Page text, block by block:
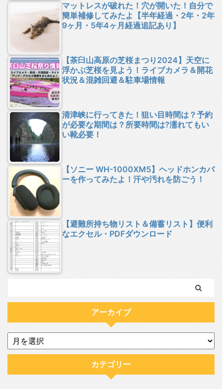
マットレスが破れた！穴が開いた！自分で
簡単補修してみたよ【半年経過・2年・2年
9ヶ月・5年4ヶ月経過追記あり】
【茶臼山高原の芝桜まつり2024】天空に
浮かぶ芝桜を見よう！ライブカメラ＆開花
状況＆混雑回避＆駐車場情報
清津峡に行ってきた！狙い目時間は？予約
が必要な期間は？所要時間は?濡れてもい
い靴必要！
【ソニー WH-1000XM5】ヘッドホンカバ
ーを作ってみたよ！汗や汚れを防ごう！
【避難所持ち物リスト＆備蓄リスト】便利
なエクセル・PDFダウンロード
アーカイブ
カテゴリー